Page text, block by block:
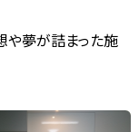
や夢が詰まった施